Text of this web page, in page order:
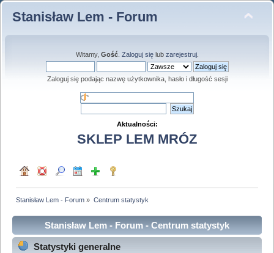
Stanisław Lem - Forum
Witamy, Gość. Zaloguj sięlub zarejestruj.
Zaloguj się podając nazwę użytkownika, hasło i długość sesji
Aktualności:
SKLEP LEM MRÓZ
Stanisław Lem - Forum » Centrum statystyk
Stanisław Lem - Forum - Centrum statystyk
Statystyki generalne